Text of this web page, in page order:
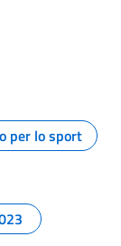
per lo sport